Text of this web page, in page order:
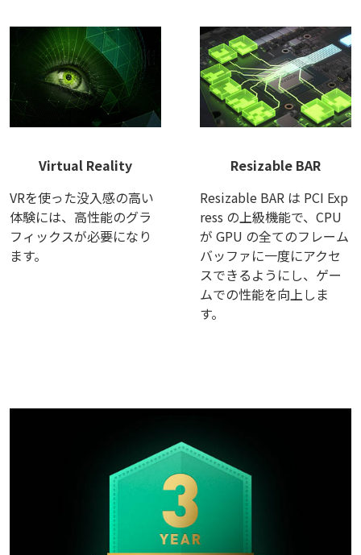
Virtual Reality
VRを使った没入感の高い
体験には、高性能のグラ
フィックスが必要になり
ます。
Resizable BAR
Resizable BAR は PCI Exp
ress の上級機能で、CPU
が GPU の全てのフレーム
バッファに一度にアクセ
スできるようにし、ゲー
ムでの性能を向上しま
す。